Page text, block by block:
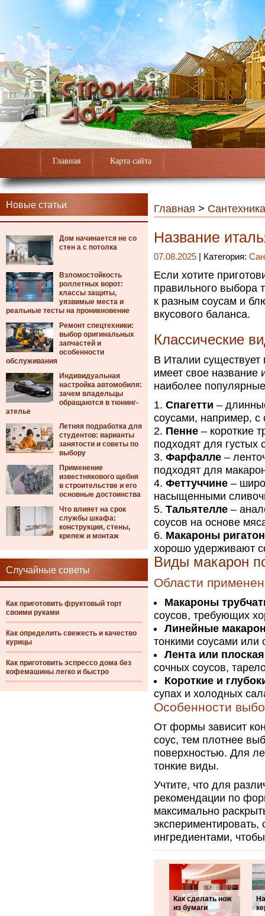
Главная Карта сайта
Новые статьи
Дом начинается не со
стен а с потолка
Взломостойкость
роллетных ворот:
классы защиты,
уязвимые места и
реальные тесты на проникновение
Ремонт спецтехники:
выбор оригинальных
запчастей и
особенности
обслуживания
Индивидуальная
настройка автомобиля:
зачем владельцы
обращаются в тюнинг-
ателье
Летняя подработка для
студентов: варианты
занятости и советы по
выбору
Применение
известнякового щебня
в строительстве и его
основные достоинства
Что влияет на срок
службы шкафа:
конструкция, стены,
крепеж и монтаж
Случайные советы
Как приготовить фруктовый торт
своими руками
Как определить свежесть и качество
курицы
Как приготовить эспрессо дома без
кофемашины легко и быстро
Главная > Сантехника
Название
07.08.2025 | Категория:
Если хотите
правильного выбора
к разным соусам и
вкусового баланса.
Классические
В Италии
имеет свое
наиболее
Спагетти –
соусами, например, с
Пенне – короткие
подходят для густых
Фарфалле –
подходят для
Феттуччине –
насыщенными
Тальятелле –
соусов на основе
Макароны
хорошо удерживают
Виды макарон
Области
Макароны
соусов, требующих
Линейные
тонкими соусами
Лента или
сочных соусов,
Короткие и
супах и холодных
Особенности
От формы зависит
соус, тем плотнее
поверхностью. Для
тонкие виды.
Учтите, что для
рекомендации по
максимально
ингредиентами,
Как сделать нож
из бумаги